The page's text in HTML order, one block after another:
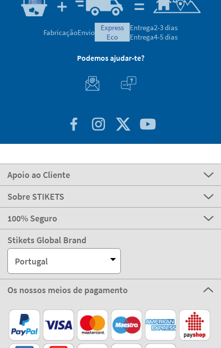
FabricaçãoEnvio
express
eco
Entrega2-3 dias
Entrega4-5 dias
Podemos ajudar-te?
Apoio ao Cliente
Sobre STIKETS
100% Seguro
Stikets Global Brand
Portugal
Os nossos meios de pagamento